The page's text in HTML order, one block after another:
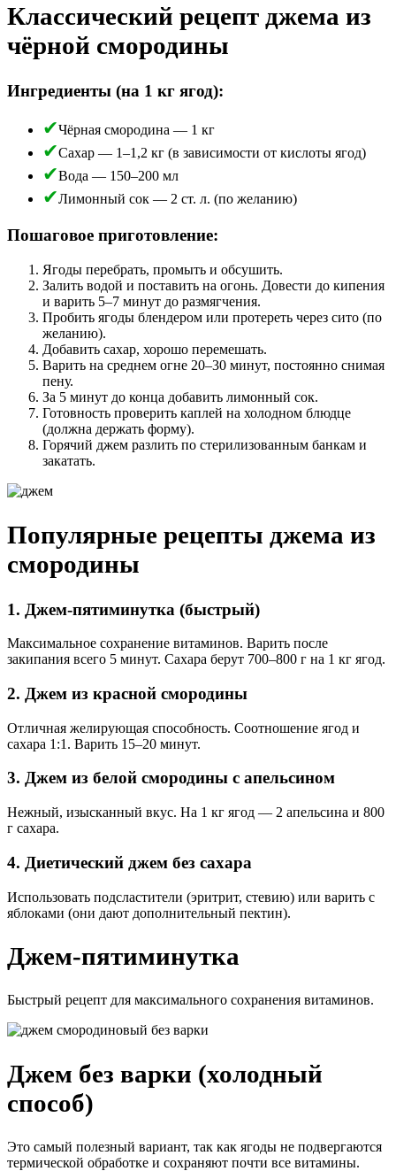
Классический рецепт джема из
чёрной смородины
Ингредиенты (на 1 кг ягод):
Чёрная смородина — 1 кг
Сахар — 1–1,2 кг (в зависимости от кислоты ягод)
Вода — 150–200 мл
Лимонный сок — 2 ст. л. (по желанию)
Пошаговое приготовление:
Ягоды перебрать, промыть и обсушить.
Залить водой и поставить на огонь. Довести до кипения
и варить 5–7 минут до размягчения.
Пробить ягоды блендером или протереть через сито (по
желанию).
Добавить сахар, хорошо перемешать.
Варить на среднем огне 20–30 минут, постоянно снимая
пену.
За 5 минут до конца добавить лимонный сок.
Готовность проверить каплей на холодном блюдце
(должна держать форму).
Горячий джем разлить по стерилизованным банкам и
закатать.
Популярные рецепты джема из
смородины
1. Джем-пятиминутка (быстрый)
Максимальное сохранение витаминов. Варить после
закипания всего 5 минут. Сахара берут 700–800 г на 1 кг ягод.
2. Джем из красной смородины
Отличная желирующая способность. Соотношение ягод и
сахара 1:1. Варить 15–20 минут.
3. Джем из белой смородины с апельсином
Нежный, изысканный вкус. На 1 кг ягод — 2 апельсина и 800
г сахара.
4. Диетический джем без сахара
Использовать подсластители (эритрит, стевию) или варить с
яблоками (они дают дополнительный пектин).
Джем-пятиминутка
Быстрый рецепт для максимального сохранения витаминов.
Джем без варки (холодный
способ)
Это самый полезный вариант, так как ягоды не подвергаются
термической обработке и сохраняют почти все витамины.